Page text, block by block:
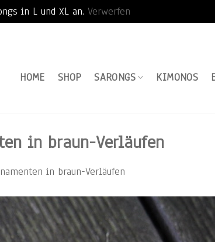
in L und XL an. Verwerfen
HOME
SHOP SARONGS KIMONOS
in braun-Verläufen
in braun-Verläufen